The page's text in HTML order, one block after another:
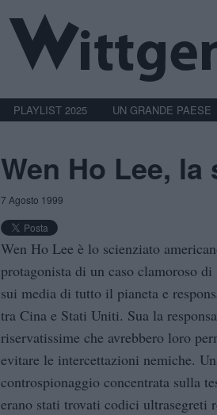
PLAYLIST 2025 UN GRANDE PAESE
Wen Ho Lee,
7 Agosto 1999
Wen Ho Lee è lo scienziato
protagonista di un caso clamoroso
sui media di tutto il pianeta e
tra Cina e Stati Uniti. Sua la
riservatissime che avrebbero loro
evitare le intercettazioni nemiche.
controspionaggio concentrata sulla
erano stati trovati codici ultrasegreti